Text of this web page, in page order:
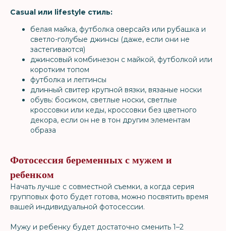
Casual или lifestyle стиль:
белая майка, футболка оверсайз или рубашка и
светло-голубые джинсы (даже, если они не
застегиваются)
джинсовый комбинезон с майкой, футболкой или
коротким топом
футболка и леггинсы
длинный свитер крупной вязки, вязаные носки
обувь: босиком, светлые носки, светлые
кроссовки или кеды, кроссовки без цветного
декора, если он не в тон другим элементам
образа
Фотосессия беременных с мужем и
ребенком
Начать лучше с совместной съемки, а когда серия
групповых фото будет готова, можно посвятить время
вашей индивидуальной фотосессии.
Мужу и ребенку будет достаточно сменить 1–2